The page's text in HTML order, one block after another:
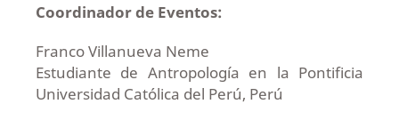
Coordinador de Eventos:
Franco Villanueva Neme
Estudiante de Antropología en la Pontificia
Universidad Católica del Perú, Perú